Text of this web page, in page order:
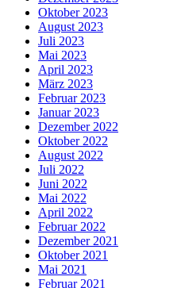
Oktober 2023
August 2023
Juli 2023
Mai 2023
April 2023
März 2023
Februar 2023
Januar 2023
Dezember 2022
Oktober 2022
August 2022
Juli 2022
Juni 2022
Mai 2022
April 2022
Februar 2022
Dezember 2021
Oktober 2021
Mai 2021
Februar 2021